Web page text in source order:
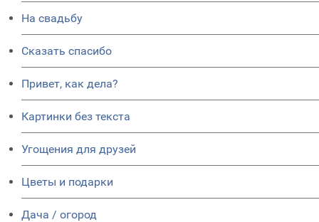
На свадьбу
Сказать спасибо
Привет, как дела?
Картинки без текста
Угощения для друзей
Цветы и подарки
Дача / огород